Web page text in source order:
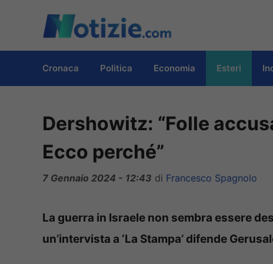
contenuto
Cronaca Politica Economia Esteri
Dershowitz: “Folle
Ecco perché”
7 Gennaio 2024 - 12:43 di Francesco Spagnolo
La guerra in Israele non sembra essere
un’intervista a ‘La Stampa’ difende